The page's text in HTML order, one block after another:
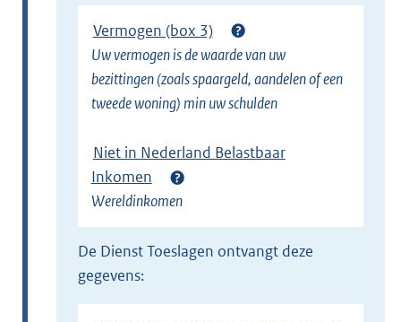
i
Vermogen (box 3)
Uw vermogen is de waarde van uw
bezittingen (zoals spaargeld, aandelen of een
tweede woning) min uw schulden
Niet in Nederland Belastbaar
Inkomen
Wereldinkomen
de Dienst Toeslagen ontvangt deze
gegevens: